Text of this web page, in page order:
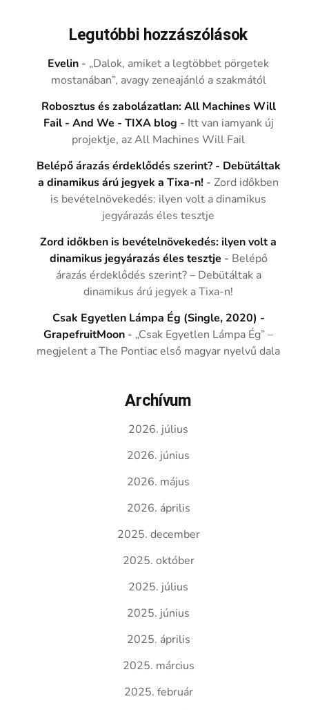
Legutóbbi hozzászólások
Evelin - „Dalok, amiket a legtöbbet pörgetek
mostanában”, avagy zeneajánló a szakmától
Robosztus és zabolázatlan: All Machines Will
Fail - And We - TIXA blog - Itt van iamyank új
projektje, az All Machines Will Fail
Belépő árazás érdeklődés szerint? - Debütáltak
a dinamikus árú jegyek a Tixa-n! -Zord időkben
is bevételnövekedés: ilyen volt a dinamikus
jegyárazás éles tesztje
Zord időkben is bevételnövekedés: ilyen volt a
dinamikus jegyárazás éles tesztje - Belépő
árazás érdeklődés szerint? – Debütáltak a
dinamikus árú jegyek a Tixa-n!
Csak Egyetlen Lámpa Ég (Single, 2020) -
GrapefruitMoon - „Csak Egyetlen Lámpa Ég” –
megjelent a The Pontiac első magyar nyelvű dala
Archívum
2026. július
2026. június
2026. május
2026. április
2025. december
2025. október
2025. július
2025. június
2025. április
2025. március
2025. február